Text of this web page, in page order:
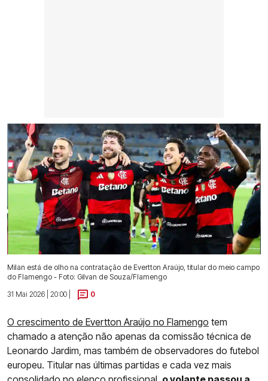
Milan está de olho na contratação de Evertton Araújo, titular do meio campo
do Flamengo - Foto: Gilvan de Souza/Flamengo
31 Mai 2026 | 20:00 |
0
O crescimento de Evertton Araújo no Flamengo tem
chamado a atenção não apenas da comissão técnica de
Leonardo Jardim, mas também de observadores do futebol
europeu. Titular nas últimas partidas e cada vez mais